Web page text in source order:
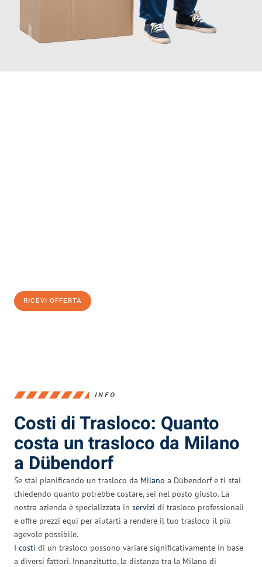
RICEVI OFFERTA
INFO
Costi di Trasloco: Quanto
costa un trasloco da Milano
a Dübendorf
Se stai pianificando un trasloco da Milano a Dübendorf e ti stai
chiedendo quanto potrebbe costare, sei nel posto giusto. La
nostra azienda è specializzata in servizi di trasloco professionali
e offre prezzi equi per aiutarti a rendere il tuo trasloco il più
agevole possibile.
I costi di un trasloco possono variare significativamente in base
a diversi fattori. Innanzitutto, la distanza tra la Milano di